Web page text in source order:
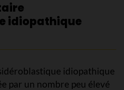
idiopathique
idiopathique
par un nombre peu élevé